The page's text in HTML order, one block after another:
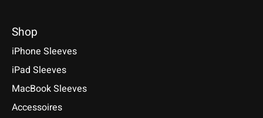
Shop
iPhone Sleeves
iPad Sleeves
MacBook Sleeves
Accessoires